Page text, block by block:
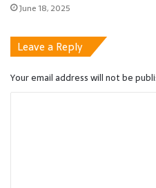
June 18, 2025
Leave a Reply
Your email address will not be